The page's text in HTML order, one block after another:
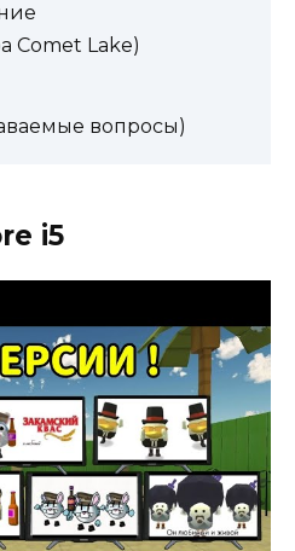
Comet Lake)
вопросы)
i5